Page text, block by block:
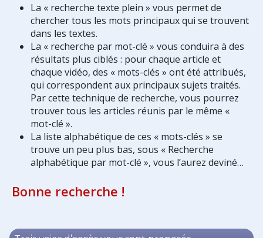
La « recherche texte plein » vous permet de
chercher tous les mots principaux qui se trouvent
dans les textes.
La « recherche par mot-clé » vous conduira à des
résultats plus ciblés : pour chaque article et
chaque vidéo, des « mots-clés » ont été attribués,
qui correspondent aux principaux sujets traités.
Par cette technique de recherche, vous pourrez
trouver tous les articles réunis par le même «
mot-clé ».
La liste alphabétique de ces « mots-clés » se
trouve un peu plus bas, sous « Recherche
alphabétique par mot-clé », vous l’aurez deviné…
Bonne recherche !